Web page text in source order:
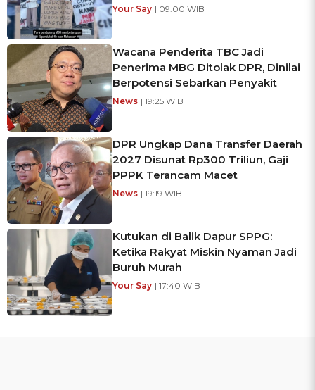
Your Say | 09:00 WIB
Wacana Penderita TBC Jadi
Penerima MBG Ditolak DPR, Dinilai
Berpotensi Sebarkan Penyakit
News | 19:25 WIB
DPR Ungkap Dana Transfer Daerah
2027 Disunat Rp300 Triliun, Gaji
PPPK Terancam Macet
News | 19:19 WIB
Kutukan di Balik Dapur SPPG:
Ketika Rakyat Miskin Nyaman Jadi
Buruh Murah
Your Say | 17:40 WIB